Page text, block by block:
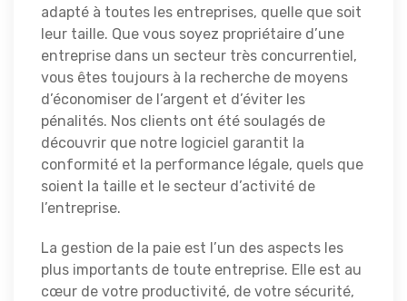
adapté à toutes les entreprises, quelle que soit
leur taille. Que vous soyez propriétaire d’une
entreprise dans un secteur très concurrentiel,
vous êtes toujours à la recherche de moyens
d’économiser de l’argent et d’éviter les
pénalités. Nos clients ont été soulagés de
découvrir que notre logiciel garantit la
conformité et la performance légale, quels que
soient la taille et le secteur d’activité de
l’entreprise.
La gestion de la paie est l’un des aspects les
plus importants de toute entreprise. Elle est au
cœur de votre productivité, de votre sécurité,